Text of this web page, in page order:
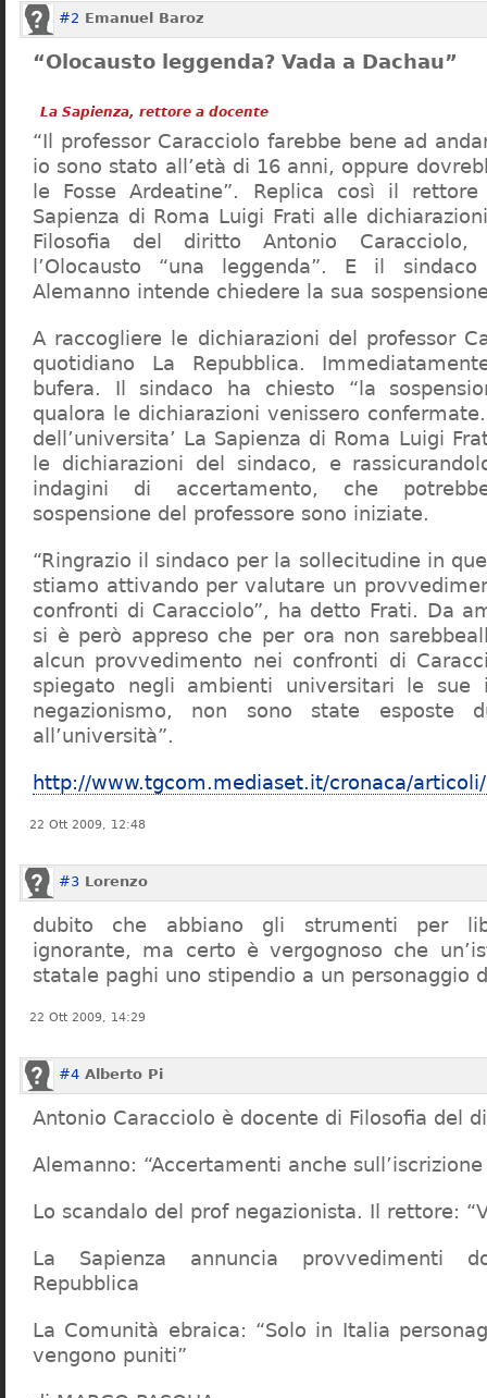
#2 Emanuel Baroz
“Olocausto leggenda? Vada a Dachau”
La Sapienza, rettore a docente
“Il professor Caracciolo farebbe bene ad
io sono stato all’età di 16 anni, oppure
le Fosse Ardeatine”. Replica così il rettore
Sapienza di Roma Luigi Frati alle
Filosofia del diritto Antonio
l’Olocausto “una leggenda”. E il
Alemanno intende chiedere la sua
A raccogliere le dichiarazioni del professor
quotidiano La Repubblica.
bufera. Il sindaco ha chiesto “la
qualora le dichiarazioni venissero
dell’universita’ La Sapienza di Roma Luigi
le dichiarazioni del sindaco, e
indagini di accertamento, che
sospensione del professore sono iniziate.
“Ringrazio il sindaco per la sollecitudine in
stiamo attivando per valutare un
confronti di Caracciolo”, ha detto Frati. Da
si è però appreso che per ora non
alcun provvedimento nei confronti di
spiegato negli ambienti universitari le sue
negazionismo, non sono state esposte
all’università”.
http://www.tgcom.mediaset.it/cronaca/
22 Ott 2009, 12:48
#3 Lorenzo
dubito che abbiano gli strumenti per
ignorante, ma certo è vergognoso che
statale paghi uno stipendio a un personaggio
22 Ott 2009, 14:29
#4 Alberto Pi
Antonio Caracciolo è docente di Filosofia del
Alemanno: “Accertamenti anche
Lo scandalo del prof negazionista. Il rettore:
La Sapienza annuncia provvedimenti
Repubblica
La Comunità ebraica: “Solo in Italia
vengono puniti”